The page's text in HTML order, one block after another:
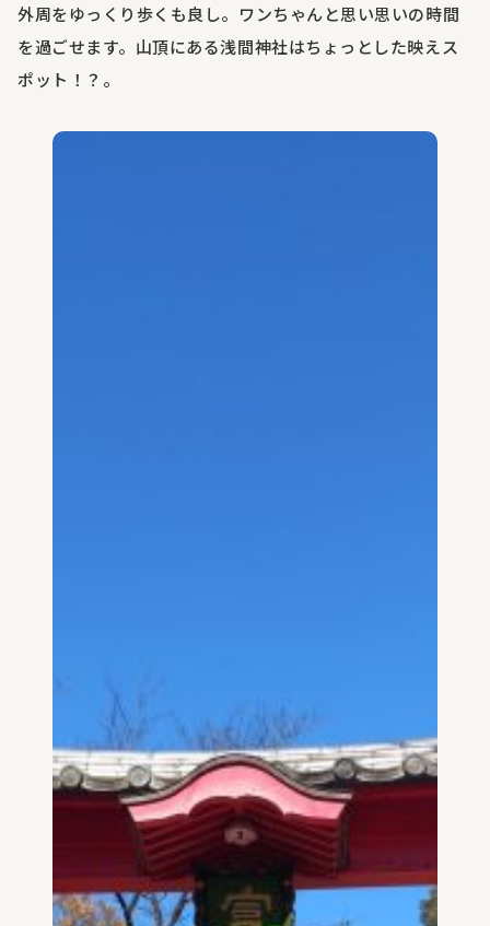
外周をゆっくり歩くも良し。ワンちゃんと思い思いの時間
を過ごせます。山頂にある浅間神社はちょっとした映えス
ポット！？。